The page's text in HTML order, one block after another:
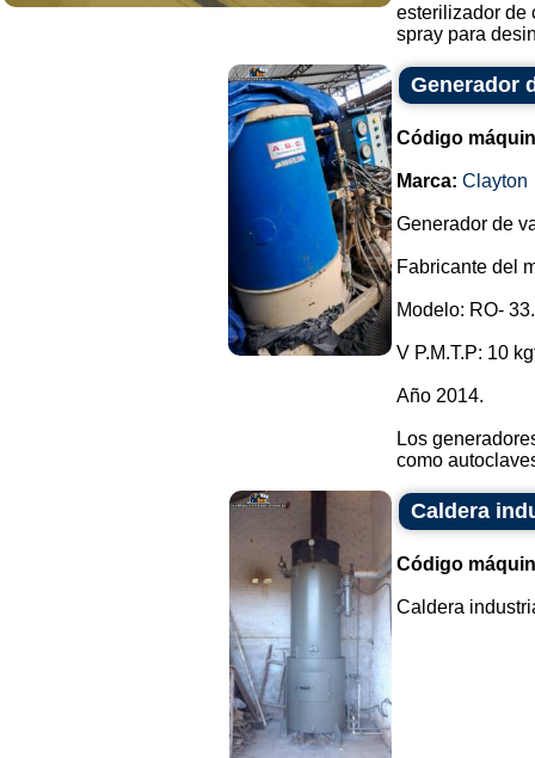
esterilizador de
spray para
Generador
Código
Marca: Clayton
Generador de
Fabricante del
Modelo: RO- 33.
V P.M.T.P: 10
Año 2014.
Los
como
Caldera
Código
Caldera